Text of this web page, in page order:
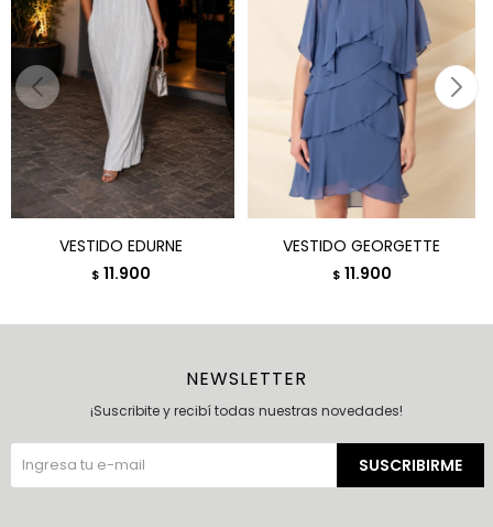
VESTIDO EDURNE
$ 11.900
VESTIDO GEORGETTE
$ 11.900
NEWSLETTER
¡Suscribite y recibí todas nuestras novedades!
SUSCRIBIRME